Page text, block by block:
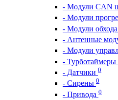
- Модули CAN
- Модули
- Модули
- Антенные
- Модули
- Турботаймеры
- Датчики 0
- Сирены 0
- Привода 0